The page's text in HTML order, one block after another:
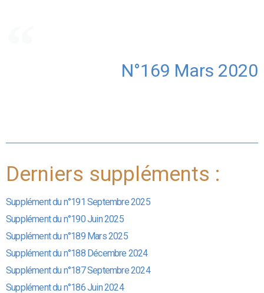
N°169 Mars 2020
Derniers suppléments :
Supplément du n°191 Septembre 2025
Supplément du n°190 Juin 2025
Supplément du n°189 Mars 2025
Supplément du n°188 Décembre 2024
Supplément du n°187 Septembre 2024
Supplément du n°186 Juin 2024